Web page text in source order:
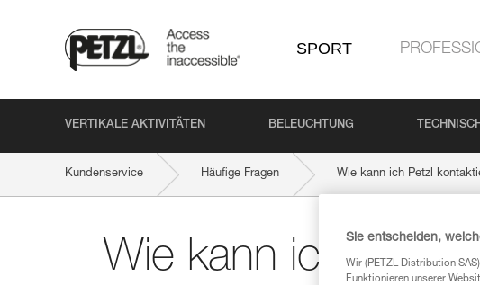
SPORT
VERTIKALE AKTIVITÄTEN BELEUCHTUNG
Kundenservice Häufige Fragen Wie kann ich Petzl
Wie kann ich Petzl
Sie entscheiden,
Wir (PETZL Distribution
Funktionieren unserer